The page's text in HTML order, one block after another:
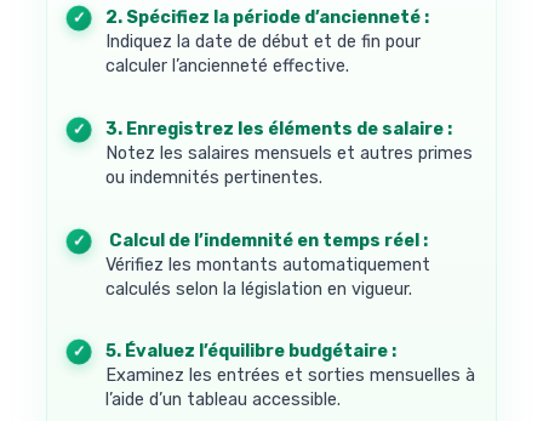
2. Spécifiez la période d’ancienneté :
Indiquez la date de début et de fin pour
calculer l’ancienneté effective.
3. Enregistrez les éléments de salaire :
Notez les salaires mensuels et autres primes
ou indemnités pertinentes.
4. Calcul de l’indemnité en temps réel :
Vérifiez les montants automatiquement
calculés selon la législation en vigueur.
5. Évaluez l’équilibre budgétaire :
Examinez les entrées et sorties mensuelles à
l’aide d’un tableau accessible.